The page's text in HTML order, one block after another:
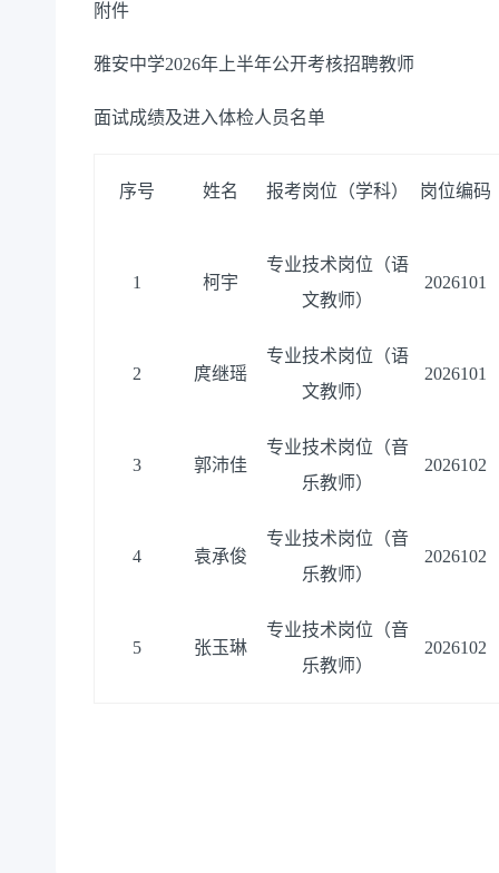
附件
雅安中学2026年上半年公开考核招聘教师
面试成绩及进入体检人员名单
序号 姓名 报考岗位（学科） 岗位编码
1 柯宇
专业技术岗位（语
文教师）
2026101
2 庹继瑶
专业技术岗位（语
文教师）
2026101
3 郭沛佳
专业技术岗位（音
乐教师）
2026102
4 袁承俊
专业技术岗位（音
乐教师）
2026102
5 张玉琳
专业技术岗位（音
乐教师）
2026102